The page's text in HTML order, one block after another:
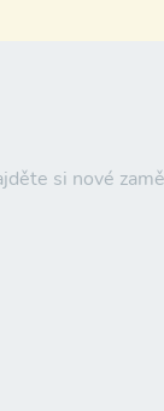
si nové